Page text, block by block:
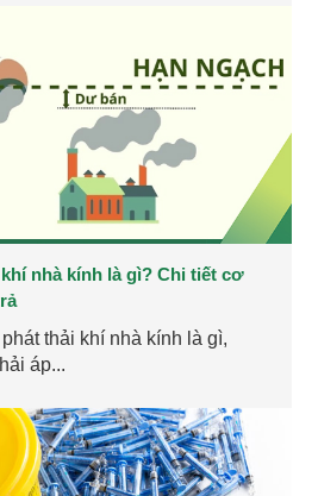
nhà kính là gì? Chi tiết cơ
thải khí nhà kính là gì,
áp...